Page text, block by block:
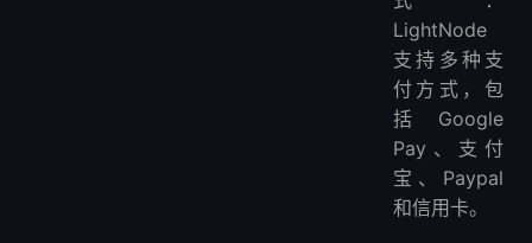
LightNode
支持多种支
付方式，包
括Google
Pay、支付
宝、Paypal
和信用卡。